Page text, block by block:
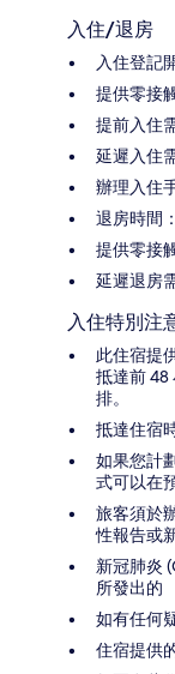
入住/退房
入住登記
提供零接
提前入住
延遲入住
辦理入住
退房時間
提供零接
延遲退房
入住特別注
此住宿提
抵達前 48
排。
抵達住宿
如果您計
式可以在
旅客須於
性報告或
新冠肺炎
所發出的
如有任何
住宿提供